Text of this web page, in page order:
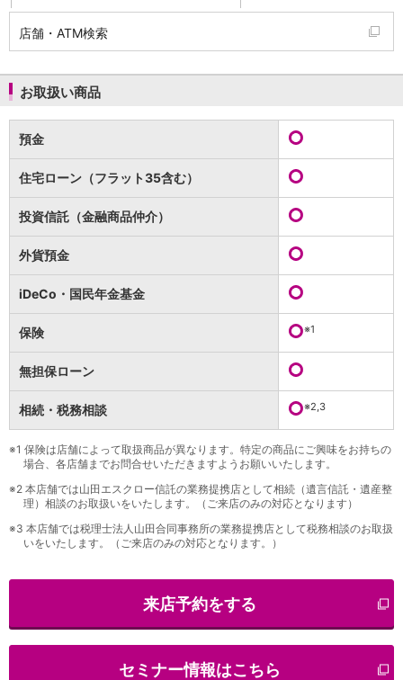
新規お借入れの方
お借換えの方
フラット35
リ・バース60
カードローン
目的別ローンマイページ
保険
保険TOP
医療保険
就業不能保険
海外旅行保険
国内旅行傷害保険
スマホ保険
傷害保険
介護保険
カード
クレジットカード
デビットカード
インターネットバンキング
アプリ
イオン銀行アプリTOP
通帳アプリ
イオン銀行PayB
イオングループアプリ
支払・入金TOP
AEON Pay
店舗・ATM検索
お取扱い商品
預金
住宅ローン（フラット35含む）
投資信託（金融商品仲介）
外貨預金
iDeCo・国民年金基金
保険 ※1
無担保ローン
相続・税務相談 ※2,3
※1 保険は店舗によって取扱商品が異なります。特定の商品にご興味をお持ちの
場合、各店舗までお問合せいただきますようお願いいたします。
※2 本店舗では山田エスクロー信託の業務提携店として相続（遺言信託・遺産整
理）相談のお取扱いをいたします。（ご来店のみの対応となります）
※3 本店舗では税理士法人山田合同事務所の業務提携店として税務相談のお取扱
いをいたします。（ご来店のみの対応となります。）
来店予約をする
セミナー情報はこちら